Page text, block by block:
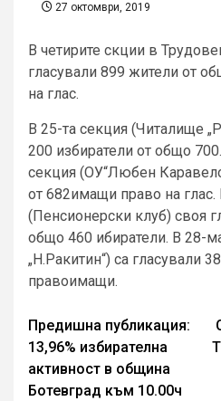
27 октомври, 2019
В четирите скции в
гласували 899 жители от
на глас.
В 25-та секция (Читалище
200 избиратели от общо
секция (ОУ“Любен
от 682имащи право на
(Пенсионерски клуб) своя
общо 460 ибиратели. В 28-
„Н.Ракитин“) са гласували
правоимащи.
Continue
Reading
Предишна публикация:
13,96% избирателна
активност в община
Ботевград към 10.00ч